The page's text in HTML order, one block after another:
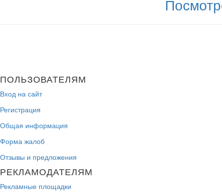
ПОЛЬЗОВАТЕЛЯМ
Вход на сайт
Регистрация
Общая информация
Форма жалоб
Отзывы и предложения
РЕКЛАМОДАТЕЛЯМ
Рекламные площадки